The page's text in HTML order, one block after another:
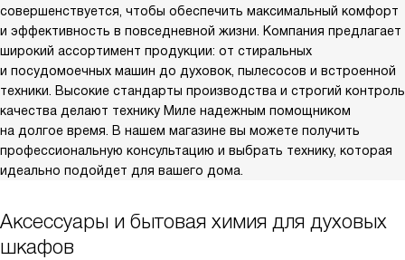
совершенствуется, чтобы обеспечить максимальный комфорт
и эффективность в повседневной жизни. Компания предлагает
широкий ассортимент продукции: от стиральных
и посудомоечных машин до духовок, пылесосов и встроенной
техники. Высокие стандарты производства и строгий контроль
качества делают технику Миле надежным помощником
на долгое время. В нашем магазине вы можете получить
профессиональную консультацию и выбрать технику, которая
идеально подойдет для вашего дома.
Аксессуары и бытовая химия для духовых
шкафов